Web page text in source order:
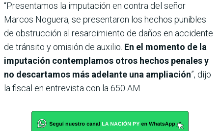
“Presentamos la imputación en contra del señor
Marcos Noguera, se presentaron los hechos punibles
de obstrucción al resarcimiento de daños en accidente
de tránsito y omisión de auxilio. En el momento de la
imputación contemplamos otros hechos penales y
no descartamos más adelante una ampliación”, dijo
la fiscal en entrevista con la 650 AM.